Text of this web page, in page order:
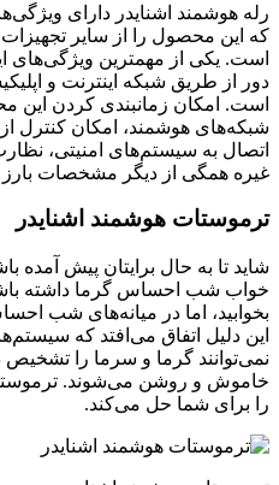
رله هوشمند اشنایدر دارای
که این محصول را از سایر تجهیزات
است. یکی از مهمترین ویژگی‌های
دور از طریق شبکه اینترنت و
است. امکان زمانبندی کردن این
شبکه‌های هوشمند، امکان کنترل
اتصال به سیستم‌های امنیتی،
غیره همگی از دیگر مشخصات بارز
ترموستات هوشمند اشنایدر
شاید تا به حال برایتان پیش آمده
خواب شب احساس گرما داشته
بخوابید، اما در میانه‌های شب
این دلیل اتفاق می‌افتد که
نمی‌توانند گرما و سرما را تشخیص
خاموش و روشن می‌شوند.
را برای شما حل می‌کند.